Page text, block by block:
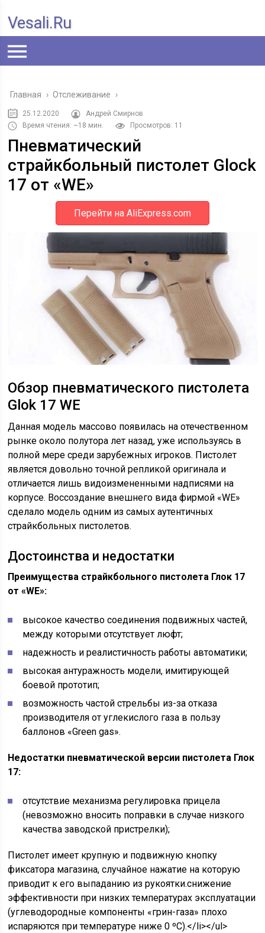
Vesali.ru
Главная › Отслеживание ›
25.12.2020
Андрей Смирнов
Время чтения: ~18 мин.
Просмотров: 11
Пневматический
страйкбольный пистолет Glock
17 от «WE»
Перейти на AliExpress.com
Обзор пневматического пистолета
Glok 17 WE
Данная модель массово появилась на отечественном
рынке около полутора лет назад, уже используясь в
полной мере среди зарубежных игроков. Пистолет
является довольно точной репликой оригинала и
отличается лишь видоизмененными надписями на
корпусе. Воссоздание внешнего вида фирмой «WE»
сделало модель одним из самых аутентичных
страйкбольных пистолетов.
Достоинства и недостатки
Преимущества страйкбольного пистолета Глок 17
от «WE»:
высокое качество соединения подвижных частей,
между которыми отсутствует люфт;
надежность и реалистичность работы автоматики;
высокая антуражность модели, имитирующей
боевой прототип;
возможность частой стрельбы из-за отказа
производителя от углекислого газа в пользу
баллонов «Green gas».
Недостатки пневматической версии пистолета Глок
17:
отсутствие механизма регулировка прицела
(невозможно вносить поправки в случае низкого
качества заводской пристрелки);
Пистолет имеет крупную и подвижную кнопку
фиксатора магазина, случайное нажатие на которую
приводит к его выпаданию из рукоятки.снижение
эффективности при низких температурах эксплуатации
(углеводородные компоненты «грин-газа» плохо
испаряются при температуре ниже 0 ºС).</li></ul>